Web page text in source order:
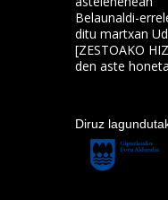
Belaunaldi-
ditu martxan
[ZESTOAKO
den aste
Diruz